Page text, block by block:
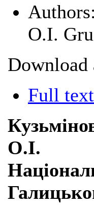
Authors:
O.I.
Download
Full
О.І.